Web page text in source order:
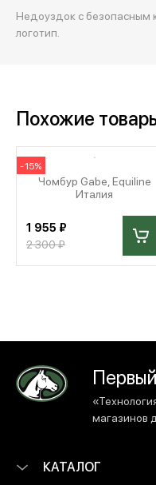
Недоуздок с безопасным
логотип.
Похожие
-15%
Чомбур Gabe, Equiline
Италия
1 955 ₽
2 300 ₽
магазинов
КАТАЛОГ